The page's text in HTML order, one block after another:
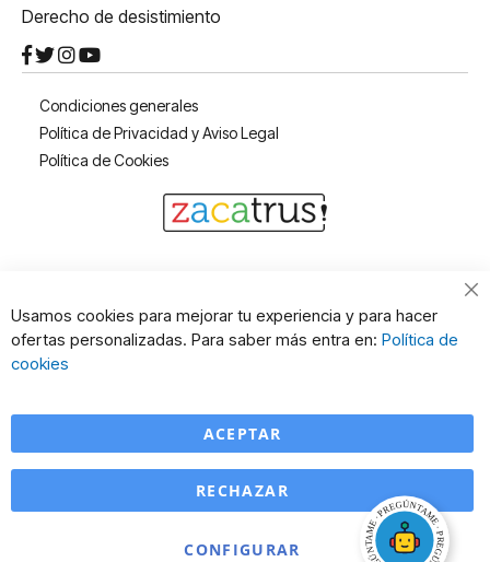
Derecho de desistimiento
Condiciones generales
Política de Privacidad y Aviso Legal
Política de Cookies
Usamos cookies para mejorar tu experiencia y para hacer
ofertas personalizadas. Para saber más entra en: Política de
cookies
ACEPTAR
CONFIGURAR
RECHAZAR